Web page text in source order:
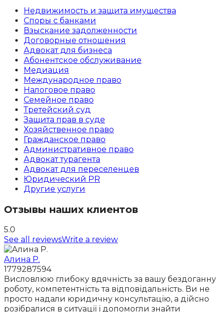
Недвижимость и защита имущества
Споры с банками
Взыскание задолженности
Договорные отношения
Адвокат для бизнеса
Абoнентское обслуживание
Медиация
Международное право
Налоговое право
Семейное право
Третейский суд
Защита прав в суде
Хозяйственное право
Гражданское право
Административное право
Адвокат турагента
Адвокат для переселенцев
Юридический PR
Другие услуги
Отзывы наших клиентов
5.0
See all reviewsWrite a review
Алина Р.
1779287594
Висловлюю глибоку вдячність за вашу бездоганну
роботу, компетентність та відповідальність. Ви не
просто надали юридичну консультацію, а дійсно
розібралися в ситуації і допомогли знайти